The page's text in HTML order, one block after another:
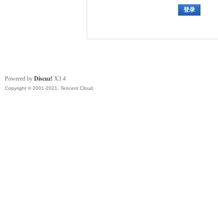
登录
Powered by Discuz! X3.4
Copyright © 2001-2021, Tencent Cloud.